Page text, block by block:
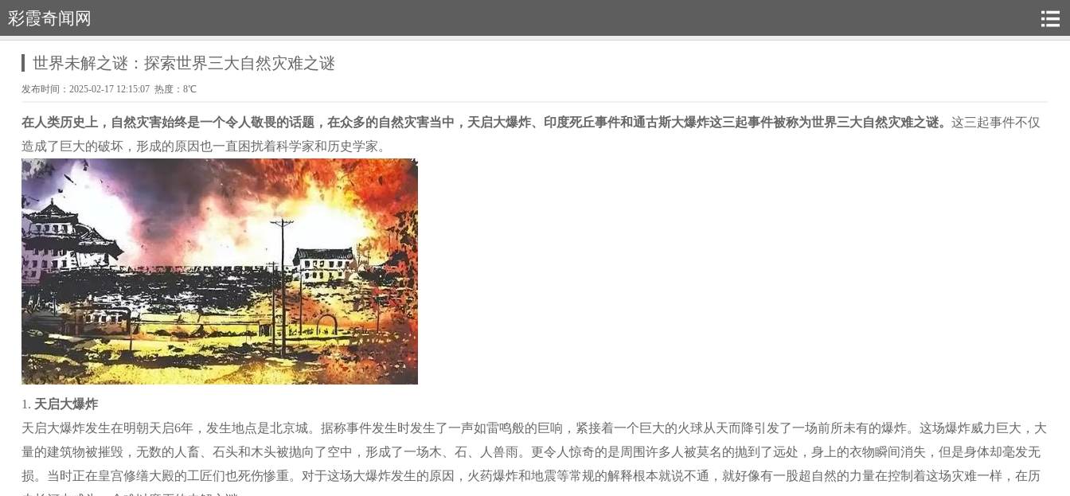
彩霞奇闻网
世界未解之谜：探索世界三大自然灾难之谜
发布时间：2025-02-17 12:15:07 热度：8℃
在人类历史上，自然灾害始终是一个令人敬畏的话题，在众多的自然灾害当中，天启大爆炸、印度死丘事件和通古斯大爆炸这三起事件被称为世界三大自然灾难之谜。 这三起事件不仅
造成了巨大的破坏，形成的原因也一直困扰着科学家和历史学家。
1. 天启大爆炸
天启大爆炸发生在明朝天启6年，发生地点是北京城。据称事件发生时发生了一声如雷鸣般的巨响，紧接着一个巨大的火球从天而降引发了一场前所未有的爆炸。这场爆炸威力巨大，大
量的建筑物被摧毁，无数的人畜、石头和木头被抛向了空中，形成了一场木、石、人兽雨。更令人惊奇的是周围许多人被莫名的抛到了远处，身上的衣物瞬间消失，但是身体却毫发无
损。当时正在皇宫修缮大殿的工匠们也死伤惨重。对于这场大爆炸发生的原因，火药爆炸和地震等常规的解释根本就说不通，就好像有一股超自然的力量在控制着这场灾难一样，在历